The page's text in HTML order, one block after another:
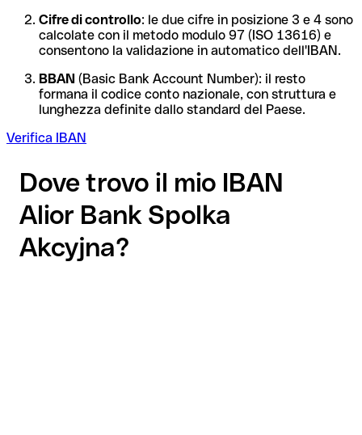
Cifre di controllo: le due cifre in posizione 3 e 4 sono
calcolate con il metodo modulo 97 (ISO 13616) e
consentono la validazione in automatico dell'IBAN.
BBAN (Basic Bank Account Number): il resto
formana il codice conto nazionale, con struttura e
lunghezza definite dallo standard del Paese.
Verifica IBAN
Dove trovo il mio IBAN
Alior Bank Spolka
Akcyjna?